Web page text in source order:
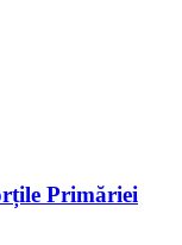
Primăriei